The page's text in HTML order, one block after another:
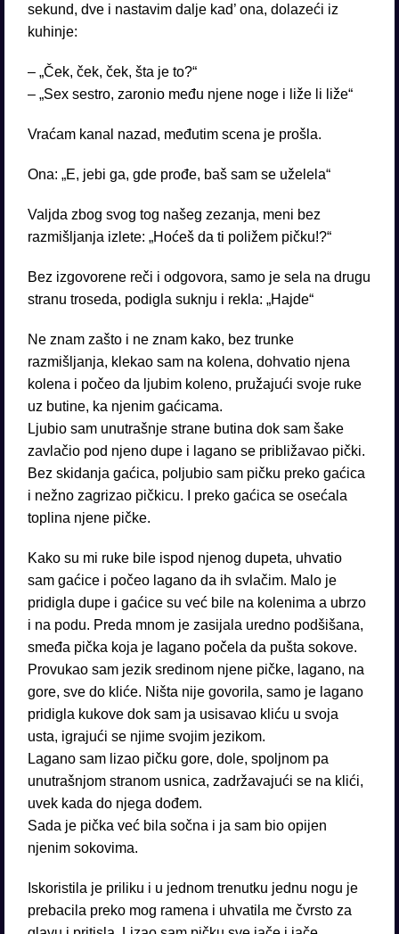
sekund, dve i nastavim dalje kad’ ona, dolazeći iz
kuhinje:
– „Ček, ček, ček, šta je to?“
– „Sex sestro, zaronio među njene noge i liže li liže“
Vraćam kanal nazad, međutim scena je prošla.
Ona: „E, jebi ga, gde prođe, baš sam se uželela“
Valjda zbog svog tog našeg zezanja, meni bez
razmišljanja izlete: „Hoćeš da ti poližem pičku!?“
Bez izgovorene reči i odgovora, samo je sela na drugu
stranu troseda, podigla suknju i rekla: „Hajde“
Ne znam zašto i ne znam kako, bez trunke
razmišljanja, klekao sam na kolena, dohvatio njena
kolena i počeo da ljubim koleno, pružajući svoje ruke
uz butine, ka njenim gaćicama.
Ljubio sam unutrašnje strane butina dok sam šake
zavlačio pod njeno dupe i lagano se približavao pički.
Bez skidanja gaćica, poljubio sam pičku preko gaćica
i nežno zagrizao pičkicu. I preko gaćica se osećala
toplina njene pičke.
Kako su mi ruke bile ispod njenog dupeta, uhvatio
sam gaćice i počeo lagano da ih svlačim. Malo je
pridigla dupe i gaćice su već bile na kolenima a ubrzo
i na podu. Preda mnom je zasijala uredno podšišana,
smeđa pička koja je lagano počela da pušta sokove.
Provukao sam jezik sredinom njene pičke, lagano, na
gore, sve do kliće. Ništa nije govorila, samo je lagano
pridigla kukove dok sam ja usisavao kliću u svoja
usta, igrajući se njime svojim jezikom.
Lagano sam lizao pičku gore, dole, spoljnom pa
unutrašnjom stranom usnica, zadržavajući se na klići,
uvek kada do njega dođem.
Sada je pička već bila sočna i ja sam bio opijen
njenim sokovima.
Iskoristila je priliku i u jednom trenutku jednu nogu je
prebacila preko mog ramena i uhvatila me čvrsto za